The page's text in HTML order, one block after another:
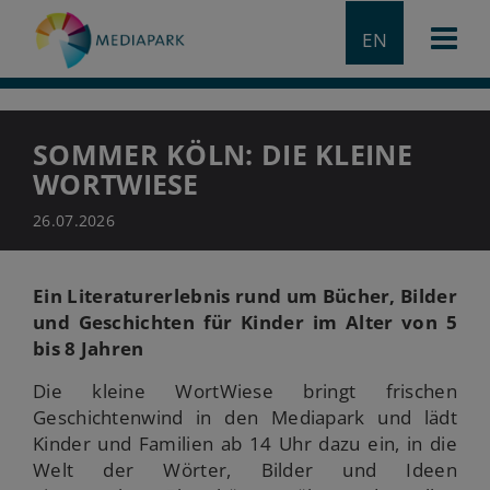
EN
SOMMER KÖLN: DIE KLEINE
WORTWIESE
26.07.2026
Ein Literaturerlebnis rund um Bücher, Bilder
und Geschichten für Kinder im Alter von 5
bis 8 Jahren
Die kleine WortWiese bringt frischen
Geschichtenwind in den Mediapark und lädt
Kinder und Familien ab 14 Uhr dazu ein, in die
Welt der Wörter, Bilder und Ideen